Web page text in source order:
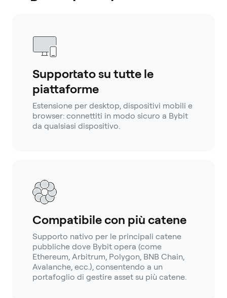
Supportato su tutte le
piattaforme
Estensione per desktop, dispositivi mobili e
browser: connettiti in modo sicuro a Bybit
da qualsiasi dispositivo.
Compatibile con più catene
Supporto nativo per le principali catene
pubbliche dove Bybit opera (come
Ethereum, Arbitrum, Polygon, BNB Chain,
Avalanche, ecc.), consentendo a un
portafoglio di gestire asset su più catene.